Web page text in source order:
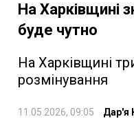
На Харківщині
буде чутно
На Харківщині
розмінування
11.05.2026, 09:05 Дар'я